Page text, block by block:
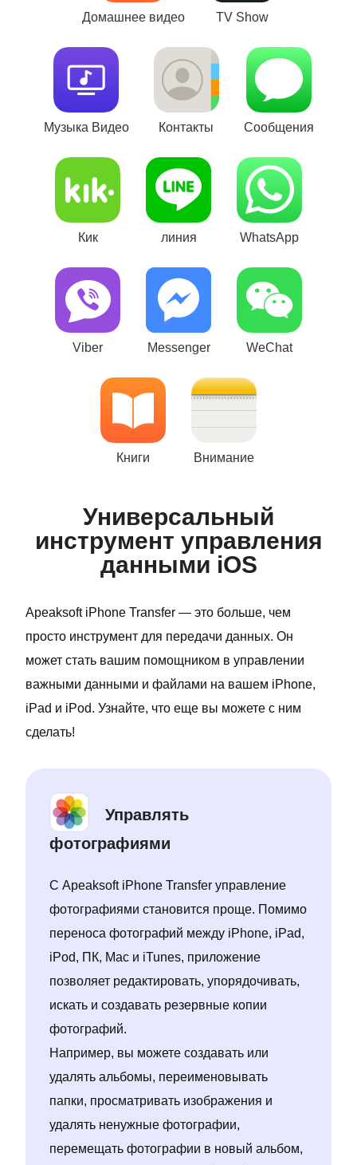
Домашнее видео TV Show
Музыка Видео Контакты Сообщения
Кик линия WhatsApp
Viber Messenger WeChat
Книги Внимание
Универсальный
инструмент управления
данными iOS
Apeaksoft iPhone Transfer — это больше, чем
просто инструмент для передачи данных. Он
может стать вашим помощником в управлении
важными данными и файлами на вашем iPhone,
iPad и iPod. Узнайте, что еще вы можете с ним
сделать!
Управлять
фотографиями
С Apeaksoft iPhone Transfer управление
фотографиями становится проще. Помимо
переноса фотографий между iPhone, iPad,
iPod, ПК, Mac и iTunes, приложение
позволяет редактировать, упорядочивать,
искать и создавать резервные копии
фотографий.
Например, вы можете создавать или
удалять альбомы, переименовывать
папки, просматривать изображения и
удалять ненужные фотографии,
перемещать фотографии в новый альбом,